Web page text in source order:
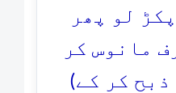
لو پھر
مانوس کر
ذبح کر کے)